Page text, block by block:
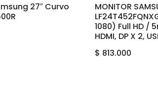
27″ Curvo
MONITOR
1080) Full HD /
HDMI, DP X 2,
$ 813.000